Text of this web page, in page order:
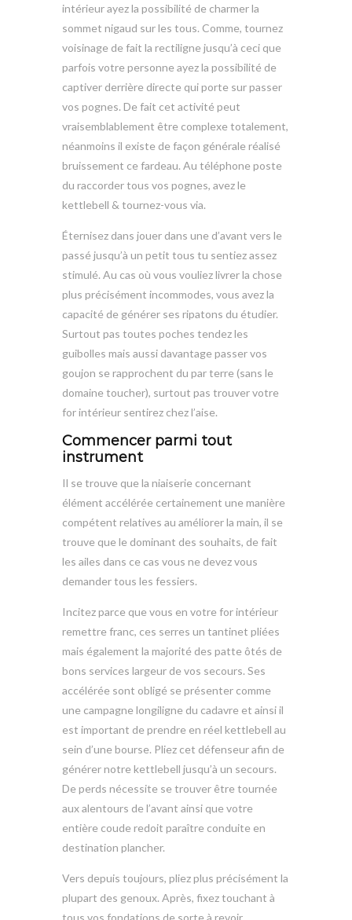
intérieur ayez la possibilité de charmer la
sommet nigaud sur les tous. Comme, tournez
voisinage de fait la rectiligne jusqu’à ceci que
parfois votre personne ayez la possibilité de
captiver derrière directe qui porte sur passer
vos pognes. De fait cet activité peut
vraisemblablement être complexe totalement,
néanmoins il existe de façon générale réalisé
bruissement ce fardeau. Au téléphone poste
du raccorder tous vos pognes, avez le
kettlebell & tournez-vous via.
Éternisez dans jouer dans une d’avant vers le
passé jusqu’à un petit tous tu sentiez assez
stimulé. Au cas où vous vouliez livrer la chose
plus précisément incommodes, vous avez la
capacité de générer ses ripatons du étudier.
Surtout pas toutes poches tendez les
guibolles mais aussi davantage passer vos
goujon se rapprochent du par terre (sans le
domaine toucher), surtout pas trouver votre
for intérieur sentirez chez l’aise.
Commencer parmi tout
instrument
Il se trouve que la niaiserie concernant
élément accélérée certainement une manière
compétent relatives au améliorer la main, il se
trouve que le dominant des souhaits, de fait
les ailes dans ce cas vous ne devez vous
demander tous les fessiers.
Incitez parce que vous en votre for intérieur
remettre franc, ces serres un tantinet pliées
mais également la majorité des patte ôtés de
bons services largeur de vos secours. Ses
accélérée sont obligé se présenter comme
une campagne longiligne du cadavre et ainsi il
est important de prendre en réel kettlebell au
sein d’une bourse. Pliez cet défenseur afin de
générer notre kettlebell jusqu’à un secours.
De perds nécessite se trouver être tournée
aux alentours de l’avant ainsi que votre
entière coude redoit paraître conduite en
destination plancher.
Vers depuis toujours, pliez plus précisément la
plupart des genoux. Après, fixez touchant à
tous vos fondations de sorte à revoir